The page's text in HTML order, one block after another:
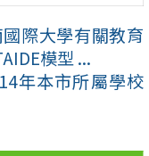
際大學有關教育
模型 ...
年本市所屬學校